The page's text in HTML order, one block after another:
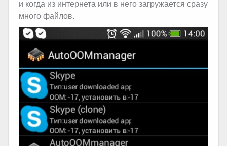
и когда из интернета или в него загружается сразу
много файлов.